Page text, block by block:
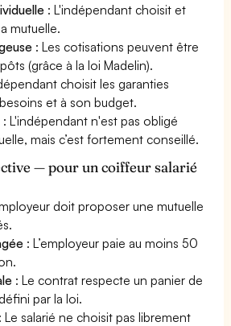
: L'indépendant choisit et
mutuelle.
: Les cotisations peuvent être
(grâce à la loi Madelin).
choisit les garanties
et à son budget.
: L'indépendant n'est pas obligé
mais c’est fortement conseillé.
— pour un coiffeur salarié
doit proposer une mutuelle
: L’employeur paie au moins 50
: Le contrat respecte un panier de
par la loi.
: Le salarié ne choisit pas librement